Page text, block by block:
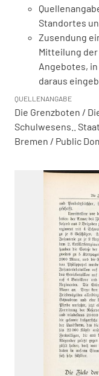
Standortes
Zusendung
Mitteilung
Angebotes,
daraus
QUELLENANGABE
Die Grenzboten /
Schulwesens..
Bremen / Public